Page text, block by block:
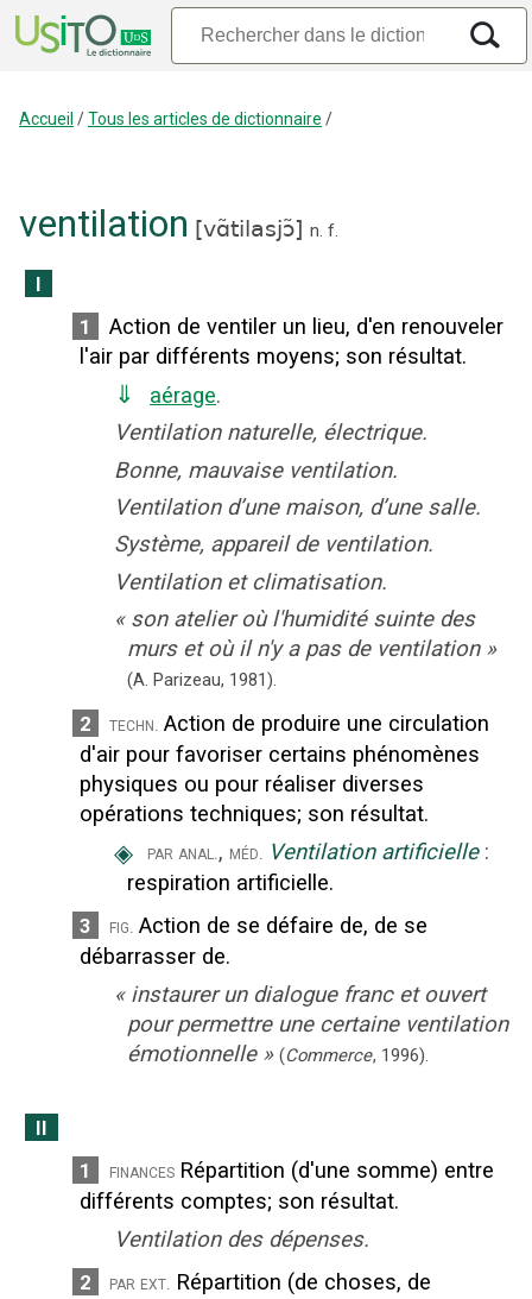
Accueil /Tous les articles de dictionnaire /
ventilation [vɑ̃tilasjɔ̃] n. f.
I
1
Action de ventiler un lieu, d'en renouveler
l'air par différents moyens; son résultat.
⇓ aérage.
Ventilation naturelle, électrique.
Bonne, mauvaise ventilation.
Ventilation d’une maison, d’une salle.
Système, appareil de ventilation.
Ventilation et climatisation.
« son atelier où l'humidité suinte des
murs et où il n'y a pas de ventilation »
(A. Parizeau, 1981).
2 techn. Action de produire une circulation
d'air pour favoriser certains phénomènes
physiques ou pour réaliser diverses
opérations techniques; son résultat.
◈ par anal. , méd. Ventilation artificielle :
respiration artificielle.
3 fig. Action de se défaire de, de se
débarrasser de.
« instaurer un dialogue franc et ouvert
pour permettre une certaine ventilation
émotionnelle » (Commerce, 1996).
II
1
finances Répartition (d'une somme) entre
différents comptes; son résultat.
Ventilation des dépenses.
2 par ext. Répartition (de choses, de